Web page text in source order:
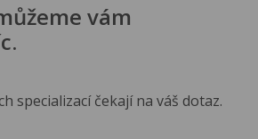
vám
specializací čekají na váš dotaz.